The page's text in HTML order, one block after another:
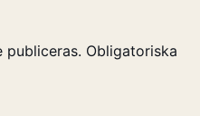
publiceras. Obligatoriska